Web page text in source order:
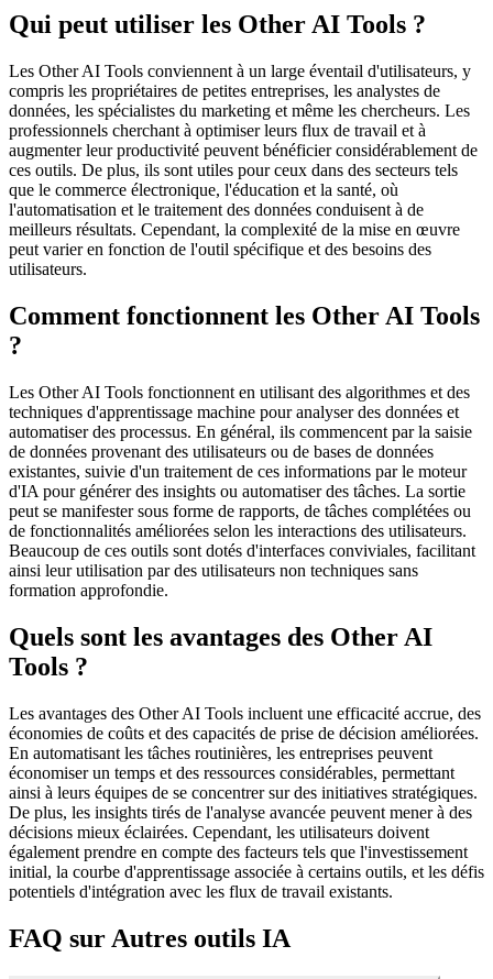
Qui peut utiliser les Other AI Tools ?
Les Other AI Tools conviennent à un large éventail d'utilisateurs, y
compris les propriétaires de petites entreprises, les analystes de
données, les spécialistes du marketing et même les chercheurs. Les
professionnels cherchant à optimiser leurs flux de travail et à
augmenter leur productivité peuvent bénéficier considérablement de
ces outils. De plus, ils sont utiles pour ceux dans des secteurs tels
que le commerce électronique, l'éducation et la santé, où
l'automatisation et le traitement des données conduisent à de
meilleurs résultats. Cependant, la complexité de la mise en œuvre
peut varier en fonction de l'outil spécifique et des besoins des
utilisateurs.
Comment fonctionnent les Other AI Tools
?
Les Other AI Tools fonctionnent en utilisant des algorithmes et des
techniques d'apprentissage machine pour analyser des données et
automatiser des processus. En général, ils commencent par la saisie
de données provenant des utilisateurs ou de bases de données
existantes, suivie d'un traitement de ces informations par le moteur
d'IA pour générer des insights ou automatiser des tâches. La sortie
peut se manifester sous forme de rapports, de tâches complétées ou
de fonctionnalités améliorées selon les interactions des utilisateurs.
Beaucoup de ces outils sont dotés d'interfaces conviviales, facilitant
ainsi leur utilisation par des utilisateurs non techniques sans
formation approfondie.
Quels sont les avantages des Other AI
Tools ?
Les avantages des Other AI Tools incluent une efficacité accrue, des
économies de coûts et des capacités de prise de décision améliorées.
En automatisant les tâches routinières, les entreprises peuvent
économiser un temps et des ressources considérables, permettant
ainsi à leurs équipes de se concentrer sur des initiatives stratégiques.
De plus, les insights tirés de l'analyse avancée peuvent mener à des
décisions mieux éclairées. Cependant, les utilisateurs doivent
également prendre en compte des facteurs tels que l'investissement
initial, la courbe d'apprentissage associée à certains outils, et les défis
potentiels d'intégration avec les flux de travail existants.
FAQ sur Autres outils IA